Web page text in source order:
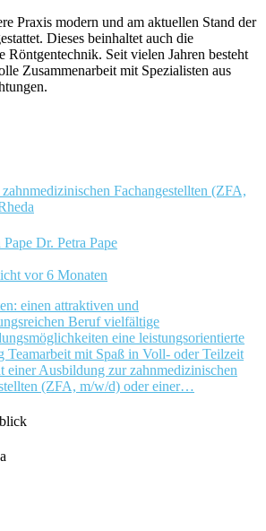
Praxis modern und am aktuellen Stand der
Dieses beinhaltet auch die
Röntgentechnik. Seit vielen Jahren besteht
Zusammenarbeit mit Spezialisten aus
Fachangestellten (ZFA,
Dr. Petra Pape
vor 6 Monaten
einen attraktiven und
Beruf vielfältige
eine leistungsorientierte
Teamarbeit mit Spaß in Voll- oder Teilzeit
einer Ausbildung zur zahnmedizinischen
(ZFA, m/w/d) oder einer…